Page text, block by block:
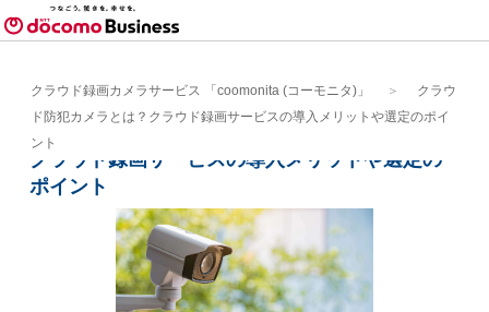
クラウド録画カメラサービス 「coomonita (コーモニタ)」
クラウ
ド防犯カメラとは？クラウド録画サービスの導入メリットや選定のポイ
ント
クラウド防犯カメラとは？
クラウド録画サービスの導入メリットや選定の
ポイント